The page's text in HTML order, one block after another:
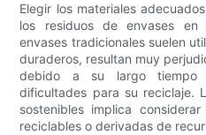
Elegir los materiales
los residuos de envases en
envases tradicionales suelen
duraderos, resultan muy
debido a su largo tiempo
dificultades para su reciclaje.
sostenibles implica
reciclables o derivadas de